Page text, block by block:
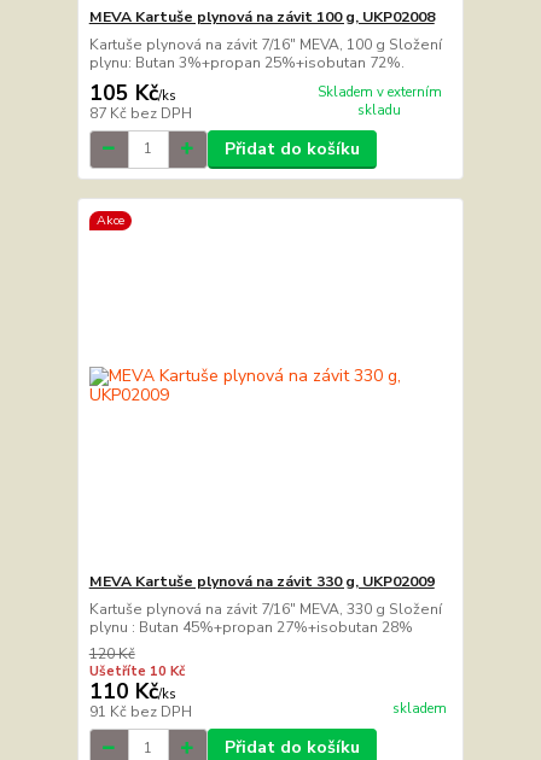
MEVA Kartuše plynová na závit 100 g, UKP02008
Kartuše plynová na závit 7/16" MEVA, 100 g Složení
plynu: Butan 3%+propan 25%+isobutan 72%.
105 Kč/ks
87 Kč bez DPH
Skladem v externím
skladu
Přidat do košíku
Akce
MEVA Kartuše plynová na závit 330 g, UKP02009
Kartuše plynová na závit 7/16" MEVA, 330 g Složení
plynu : Butan 45%+propan 27%+isobutan 28%
120 Kč
Ušetříte 10 Kč
110 Kč/ks
91 Kč bez DPH skladem
Přidat do košíku